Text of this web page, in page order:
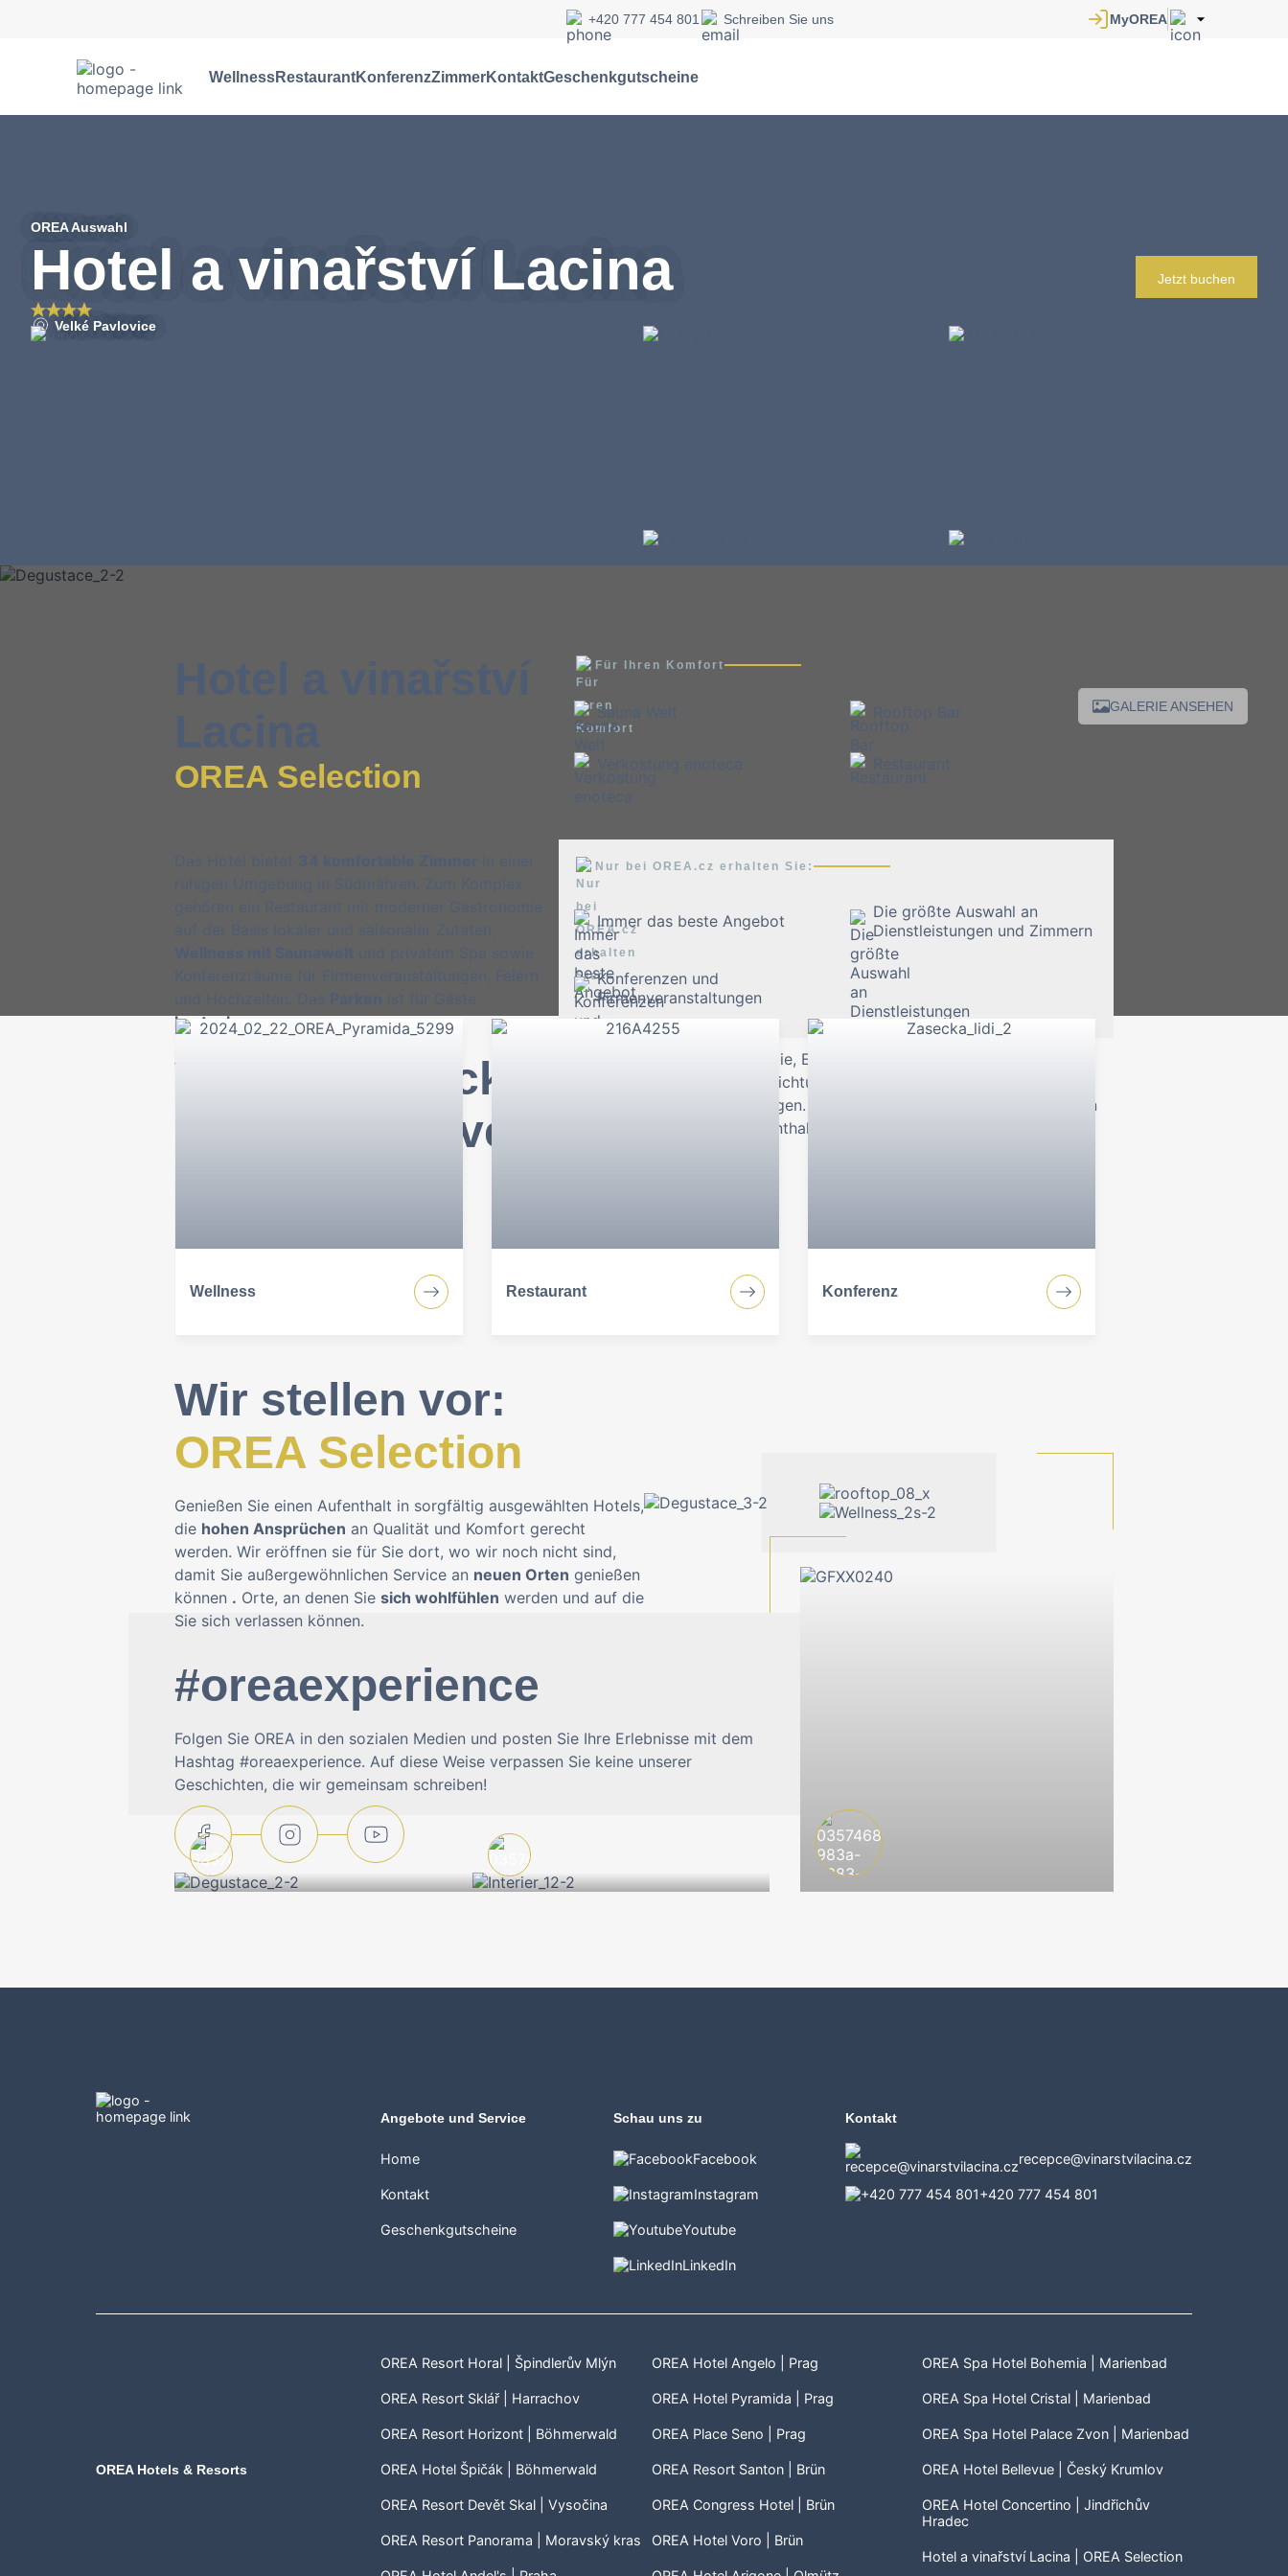
+420 777 454 801 Schreiben Sie uns
WellnessRestaurantKonferenzZimmerKontaktGeschenkgutscheine
OREA Auswahl
Hotel a vinařství Lacina
Velké Pavlovice
Jetzt buchen
GALERIE ANSEHEN
OREA Selection
kostenlos.
Für Ihren Komfort
Sauna Welt
Nur bei OREA.cz erhalten Sie:
Immer das beste Angebot
Die größte Auswahl an
Dienstleistungen und Zimmern
Konferenzen und
Firmenveranstaltungen
Vom Frühstück bis
zum Firmenevent
Erlebnisgastronomie, Entspannung im Wellnessbereich und
professionelle Einrichtungen für Firmen- und
Privatveranstaltungen. Wir bieten Ihnen alles, was Sie für einen
angenehmen Aufenthalt und ein erfolgreiches Meeting
Wellness Restaurant Konferenz
Wir stellen vor:
OREA Selection
Genießen Sie einen Aufenthalt in sorgfältig ausgewählten Hotels,
die hohen Ansprüchen an Qualität und Komfort gerecht
werden. Wir eröffnen sie für Sie dort, wo wir noch nicht sind,
damit Sie außergewöhnlichen Service an neuen Orten genießen
können . Orte, an denen Sie sich wohlfühlen werden und auf die
Sie sich verlassen können.
#oreaexperience
Folgen Sie OREA in den sozialen Medien und posten Sie Ihre Erlebnisse mit dem
Hashtag #oreaexperience. Auf diese Weise verpassen Sie keine unserer
Geschichten, die wir gemeinsam schreiben!
Angebote und Service
Home
Kontakt
Geschenkgutscheine
Schau uns zu
Facebook
Instagram
Youtube
LinkedIn
Kontakt
recepce@vinarstvilacina.cz
+420 777 454 801
OREA Hotels & Resorts
OREA Resort Horal | Špindlerův Mlýn
OREA Resort Sklář | Harrachov
OREA Resort Horizont | Böhmerwald
OREA Hotel Špičák | Böhmerwald
OREA Resort Devět Skal | Vysočina
OREA Resort Panorama | Moravský kras
OREA Hotel Angelo | Prag
OREA Hotel Pyramida | Prag
OREA Place Seno | Prag
OREA Resort Santon | Brün
OREA Congress Hotel | Brün
OREA Hotel Voro | Brün
OREA Spa Hotel Bohemia | Marienbad
OREA Spa Hotel Cristal | Marienbad
OREA Spa Hotel Palace Zvon | Marienbad
OREA Hotel Bellevue | Český Krumlov
OREA Hotel Concertino | Jindřichův
Hradec
Hotel a vinařství Lacina | OREA Selection